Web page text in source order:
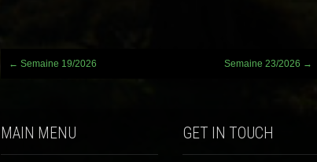
Post
← Semaine 19/2026 Semaine 23/2026 →
MAIN MENU GET IN TOUCH